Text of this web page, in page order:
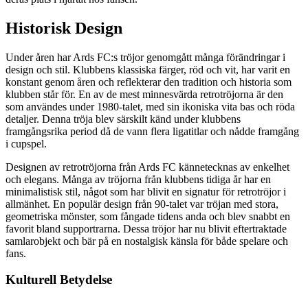
Historisk Design
Under åren har Ards FC:s tröjor genomgått många förändringar i
design och stil. Klubbens klassiska färger, röd och vit, har varit en
konstant genom åren och reflekterar den tradition och historia som
klubben står för. En av de mest minnesvärda retrotröjorna är den
som användes under 1980-talet, med sin ikoniska vita bas och röda
detaljer. Denna tröja blev särskilt känd under klubbens
framgångsrika period då de vann flera ligatitlar och nådde framgång
i cupspel.
Designen av retrotröjorna från Ards FC kännetecknas av enkelhet
och elegans. Många av tröjorna från klubbens tidiga år har en
minimalistisk stil, något som har blivit en signatur för retrotröjor i
allmänhet. En populär design från 90-talet var tröjan med stora,
geometriska mönster, som fångade tidens anda och blev snabbt en
favorit bland supportrarna. Dessa tröjor har nu blivit eftertraktade
samlarobjekt och bär på en nostalgisk känsla för både spelare och
fans.
Kulturell Betydelse